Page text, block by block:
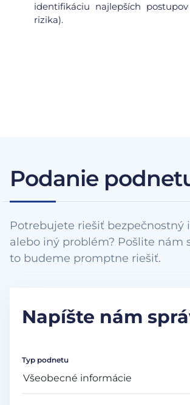
identifikáciu najlepších
rizika).
Podanie
Potrebujete riešiť bezpečnostný
alebo iný problém? Pošlite nám
to budeme promptne riešiť.
Napíšte nám
Typ podnetu